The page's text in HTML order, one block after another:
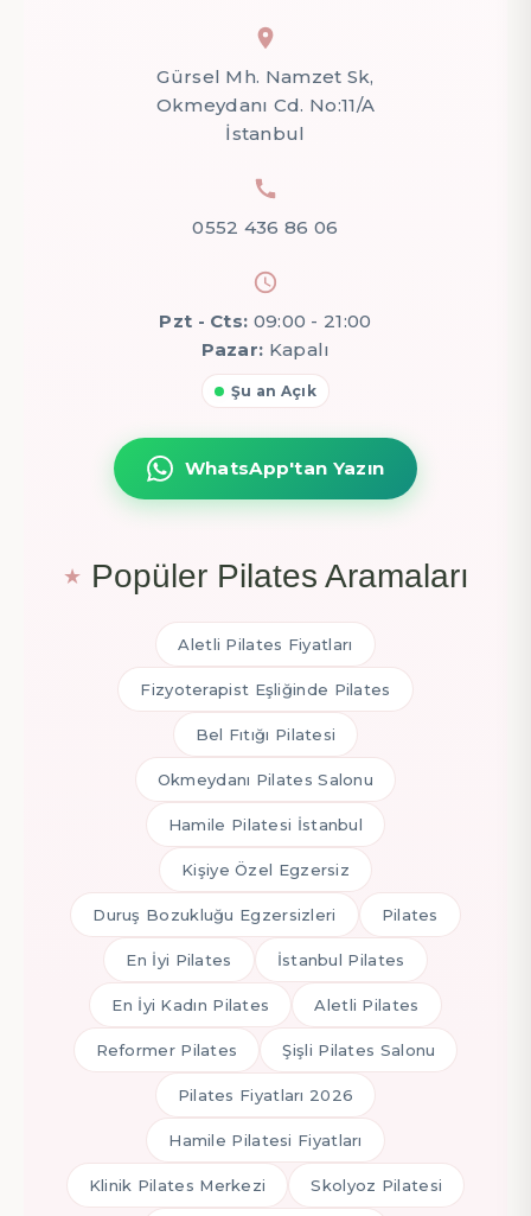
Gürsel Mh. Namzet Sk,
Okmeydanı Cd. No:11/A
İstanbul
0552 436 86 06
Pzt - Cts: 09:00 - 21:00
Pazar: Kapalı
Şu an Açık
WhatsApp'tan Yazın
Popüler Pilates Aramaları
Aletli Pilates Fiyatları
Fizyoterapist Eşliğinde Pilates
Bel Fıtığı Pilatesi
Okmeydanı Pilates Salonu
Hamile Pilatesi İstanbul
Kişiye Özel Egzersiz
Duruş Bozukluğu Egzersizleri Pilates
En İyi Pilates İstanbul Pilates
En İyi Kadın Pilates Aletli Pilates
Reformer Pilates Şişli Pilates Salonu
Pilates Fiyatları 2026
Hamile Pilatesi Fiyatları
Klinik Pilates Merkezi Skolyoz Pilatesi